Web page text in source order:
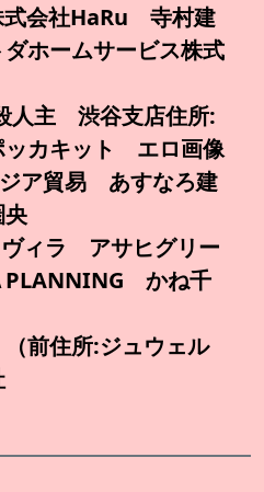
会社HaRu 寺村建
ホームサービス株式
人主 渋谷支店住所:
カキット エロ画像
ア貿易 あすなろ建
央
ィラ アサヒグリー
PLANNING かね千
前住所:ジュウェル